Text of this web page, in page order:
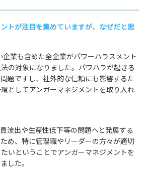
ントが注目を集めていますが、なぜだと思
業も含めた全企業がパワーハラスメント
法の対象になりました。パワハラが起きる
題ですし、社外的な信頼にも影響するた
としてアンガーマネジメントを取り入れ
流出や生産性低下等の問題へと発展する
め、特に管理職やリーダーの方々が適切
いということでアンガーマネジメントを
した。